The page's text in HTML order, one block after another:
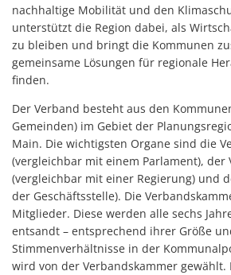
nachhaltige Mobilität und den
unterstützt die Region dabei, als
zu bleiben und bringt die Kommunen
gemeinsame Lösungen für regionale
finden.
Der Verband besteht aus den
Gemeinden) im Gebiet der
Main. Die wichtigsten Organe sind die
(vergleichbar mit einem Parlament), der
(vergleichbar mit einer Regierung) und
der Geschäftsstelle). Die
Mitglieder. Diese werden alle sechs
entsandt – entsprechend ihrer Größe
Stimmenverhältnisse in der
wird von der Verbandskammer gewählt.